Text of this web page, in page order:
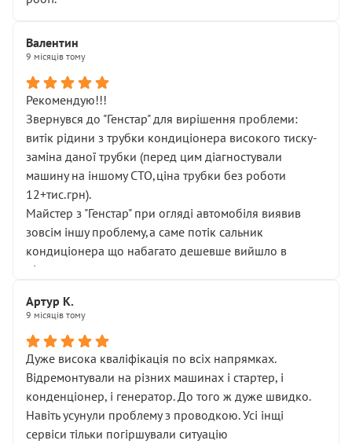
Валентин
9 місяців тому
Рекомендую!!!
Звернувся до "Генстар" для вирішення проблеми:
витік рідини з трубки кондиціонера високого тиску-
заміна даної трубки (перед цим діагностували
машину на іншому СТО,ціна трубки без роботи
12+тис.грн).
Майстер з "Генстар" при огляді автомобіля виявив
зовсім іншу проблему,а саме потік сальник
кондиціонера що набагато дешевше вийшло в
підсумку.
Артур К.
9 місяців тому
Дуже висока кваліфікація по всіх напрямках.
Відремонтували на різних машинах і стартер, і
конденціонер, і генератор. До того ж дуже швидко.
Навіть усунули проблему з проводкою. Усі інщі
сервіси тільки погіршували ситуацію